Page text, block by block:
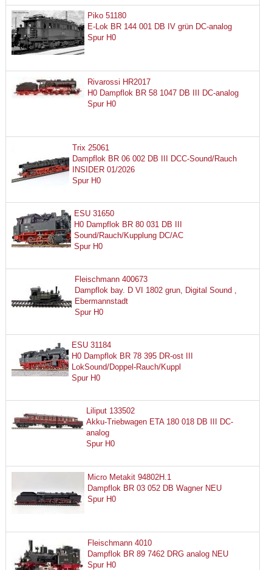
Piko 51180
E-Lok BR 144 001 DB IV grün DC-analog
Spur H0
Rivarossi HR2017
H0 Dampflok BR 58 1047 DB III DC-analog
Spur H0
Trix 25061
Dampflok BR 06 002 DB III DCC-Sound/Rauch
INSIDER 01/2026
Spur H0
ESU 31650
H0 Dampflok BR 80 031 DB III
Sound/Rauch/Kupplung DC/AC
Spur H0
Fleischmann 400673
Dampflok bay. D VI 1802 grun, Digital Sound ,
Ebermannstadt
Spur H0
ESU 31184
H0 Dampflok BR 78 395 DR-ost III
LokSound/Doppel-Rauch/Kuppl
Spur H0
Liliput 133502
Akku-Triebwagen ETA 180 018 DB III DC-
analog
Spur H0
Micro Metakit 94802H.1
Dampflok BR 03 052 DB Wagner NEU
Spur H0
Fleischmann 4010
Dampflok BR 89 7462 DRG analog NEU
Spur H0